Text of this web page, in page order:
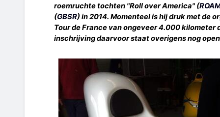
roemruchte tochten "Roll over America" (
(GBSR) in 2014. Momenteel is hij druk met de
Tour de France van ongeveer 4.000 kilometer
inschrijving daarvoor staat overigens nog open